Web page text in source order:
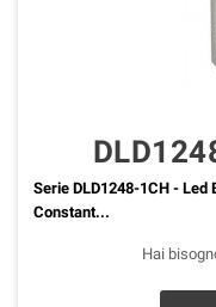
Serie DLD1248-1CH - Led
Constant...
Hai